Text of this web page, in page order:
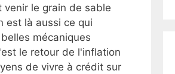
le grain de sable
est là aussi ce qui
mécaniques
le retour de l'inflation
de vivre à crédit sur